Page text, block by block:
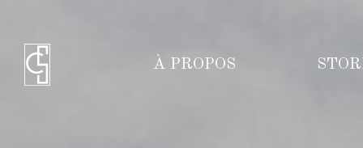
À PROPOS